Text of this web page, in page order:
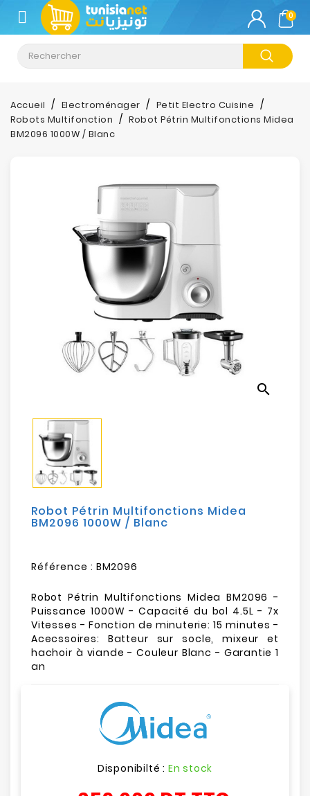
CATÉGORIE
Climatisation
Informatique
Téléphonie
Bureautique
Sécurité
Mobilités
Loisirs
0
Accueil Electroménager
Petit Electro Cuisine
Robots Multifonction
Robot Pétrin Multifonctions Midea
BM2096 1000W / Blanc
search
Robot Pétrin Multifonctions Midea
BM2096 1000W / Blanc
Référence : BM2096
Robot Pétrin Multifonctions Midea BM2096 -
Puissance 1000W - Capacité du bol 4.5L - 7x
Vitesses - Fonction de minuterie: 15 minutes -
Acecssoires: Batteur sur socle, mixeur et
hachoir à viande - Couleur Blanc - Garantie 1
an
Disponibilté : En stock